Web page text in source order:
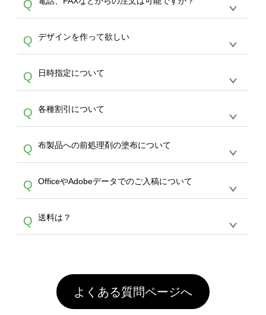
は、サポートが担当するエコバッグコンシェル
やタンブラーコンシェルをご利用ください。製
作する数量が多ければ多いほど、オンデマンド
サービスよりも低価格で製作することが可能で
す。
ドできるデータ形式は、JPG / PNG / AI / PSD /
PDF 形式になります。データの最大サイズ
写真などもアップロード可能です。使用できな
い画像はエラーになります。（※ Illustratorか
らの直接入稿には対応していません。AIで保存
し、デザインツールからアップロードして下さ
い）
Q
A
文のみ受け付けております。30個以上のご製
作をお考えの方は、サポートが担当するエコバ
スをご利用頂ければ、電話やFAX、メールなど
でご注文が可能です。
Q デザインを作って欲しい
A
を作って欲しい。などの場合は、製作数量が
30個以上であれば、サポート担当が、デザイ
バッグコンシェル
サー
ビスをご利用ください。(※ 30個以下の場合
は、デザインツールをご利用ください)
Q 日時指定について
A
ん。発送後18時以降に配送業者・伝票番号を
メールでお知らせいたしますので、直接配送業
者にご連絡いただき調整をお願い致します。
Q 各種割引について
A
カート内で自動的に割引(最大50%)が適用され
ます。 【付与ポイント】購入金額の1％が1ポ
イントとして付与され、次回ご注文時に1ポイ
ント＝1円としてお使いいただけます。ポイン
トは発送完了の翌日に付与され、次回ご注文時
からご利用頂けます。ポイントの有効期限は一
年間です。【会員ランク】過去10カ月のご注
文回数により会員ランク割引(最大5%)が適用
頂いても、ログインがされていなければ、ラン
クにカウントがされません。
Q 布製品への前処理剤の塗布について
A
意点（前処理剤）】カラー生地（Tシャツのホ
ワイト、トートバッグのナチュラル、ホワイト
といって、プリントを定着させるための処理剤
を塗布しており、短納期・低価格で商品をお届
害な性質で、水洗いで落とすことが可能です。
お手数ですが、お客様ご自身にて着用前に落と
していただけますようお願いいたします。※1
通常注文・直送機能でのご注文に関わらず、前
Q OfficeやAdobeデータでのご入稿について
A
ません。いずれのデータも該当デザインのみ画
像(JPEG,PNG,GIF,PDF)に変換、またはAdobe
Q 送料は？
引」などによるお値引きで4,000円未満になる
場合は送料がかかりますので、ご注意くださ
い。
よくある質問ページへ